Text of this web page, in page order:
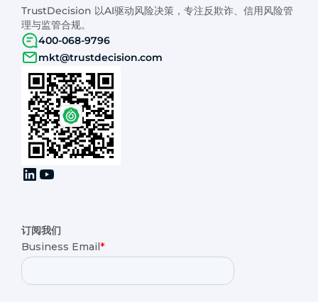
TrustDecision 以AI驱动风险决策，专注反欺诈、信用风险管
理与监管合规。
400-068-9796
mkt@trustdecision.com
订阅我们